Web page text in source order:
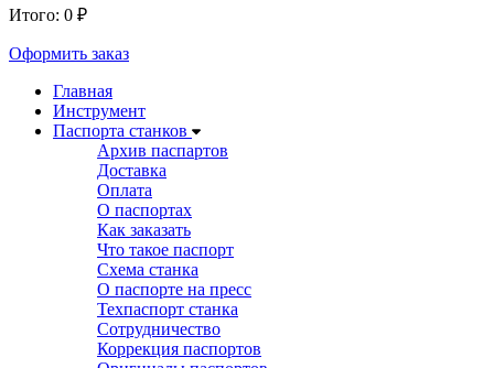
Итого: 0 ₽
Оформить заказ
Главная
Инструмент
Паспорта станков
Архив паспартов
Доставка
Оплата
О паспортах
Как заказать
Что такое паспорт
Схема станка
О паспорте на пресс
Техпаспорт станка
Сотрудничество
Коррекция паспортов